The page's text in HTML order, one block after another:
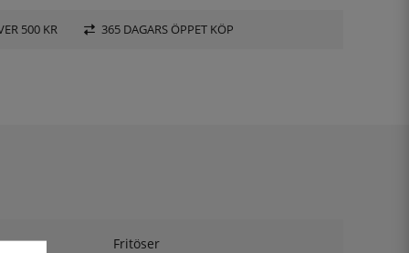
500 KR 365 DAGARS ÖPPET KÖP
Fritöser